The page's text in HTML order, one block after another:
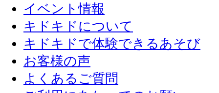
イベント情報
キドキドについて
キドキドで体験できるあそび
お客様の声
よくあるご質問